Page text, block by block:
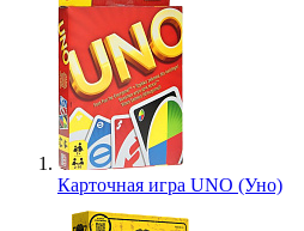
Карточная игра UNO (Уно)